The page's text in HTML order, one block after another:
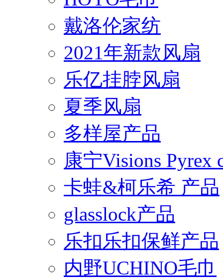
戴洛伦家纺
2021年新款风扇
乐亿挂脖风扇
夏季风扇
多样屋产品
康宁Visions Pyrex
卡蛙&柯乐希 产品
glasslock产品
乐扣乐扣保鲜产品
内野UCHINO毛巾